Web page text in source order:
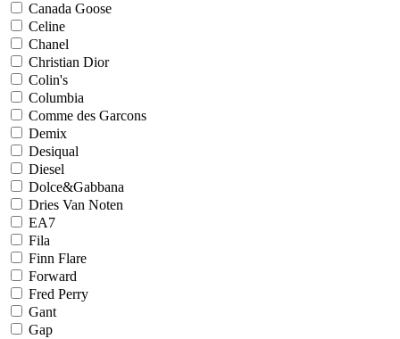
Canada Goose
Celine
Chanel
Christian Dior
Colin's
Columbia
Comme des Garcons
Demix
Desiqual
Diesel
Dolce&Gabbana
Dries Van Noten
EA7
Fila
Finn Flare
Forward
Fred Perry
Gant
Gap